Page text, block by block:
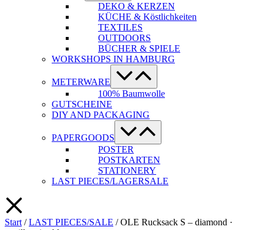
DEKO & KERZEN
KÜCHE & Köstlichkeiten
TEXTILES
OUTDOORS
BÜCHER & SPIELE
WORKSHOPS IN HAMBURG
METERWARE
Menü-
Schalter
100% Baumwolle
GUTSCHEINE
DIY AND PACKAGING
PAPERGOODS
Menü-
Schalter
POSTER
POSTKARTEN
STATIONERY
LAST PIECES/LAGERSALE
Start /LAST PIECES/SALE / OLE Rucksack S – diamond ·